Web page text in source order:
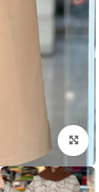
بزرگنمایی تصویر